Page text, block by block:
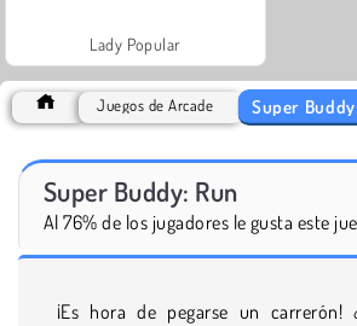
Lady Popular
Juegos de Arcade Super
Super Buddy: Run
Al 76% de los jugadores le gusta este
¡Es hora de pegarse un carrerón!